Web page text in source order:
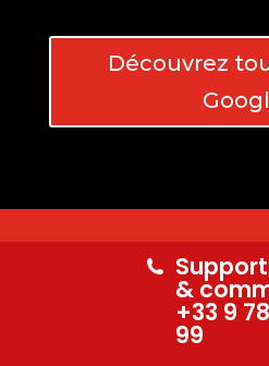
Découvrez
&
+33 9
99